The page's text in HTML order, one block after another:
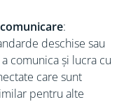
:
deschise sau
comunica și lucra cu
care sunt
pentru alte